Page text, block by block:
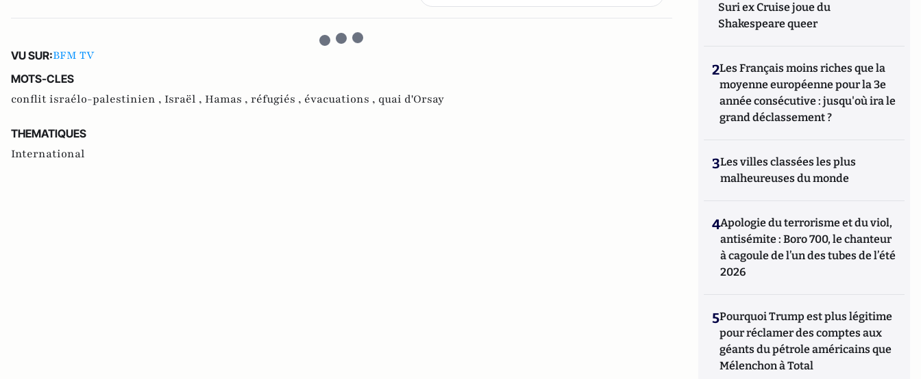
VU SUR:BFM TV
MOTS-CLES
conflit israélo-palestinien , Israël , Hamas , réfugiés , évacuations , quai d'Orsay
THEMATIQUES
International
Suri ex Cruise joue du
Shakespeare queer
2Les Français moins riches que la
moyenne européenne pour la 3e
année consécutive : jusqu'où ira le
grand déclassement ?
3Les villes classées les plus
malheureuses du monde
4Apologie du terrorisme et du viol,
antisémite : Boro 700, le chanteur
à cagoule de l’un des tubes de l’été
2026
5Pourquoi Trump est plus légitime
pour réclamer des comptes aux
géants du pétrole américains que
Mélenchon à Total